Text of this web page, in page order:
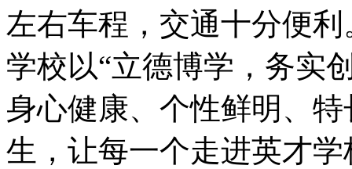
左右车程，交通十分便利
学校以“立德博学，务实
身心健康、个性鲜明、
生，让每一个走进英才